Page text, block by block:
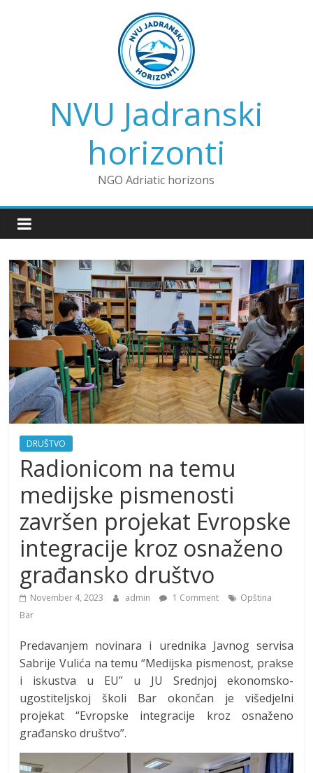
NVU Jadranski
horizonti
NGO Adriatic horizons
DRUŠTVO
Radionicom na temu
medijske pismenosti
završen projekat Evropske
integracije kroz osnaženo
građansko društvo
November 4, 2023 admin 1 Comment
Opština
Bar
Predavanjem novinara i urednika Javnog servisa
Sabrije Vulića na temu “Medijska pismenost, prakse
i iskustva u EU” u JU Srednjoj ekonomsko-
ugostiteljskoj školi Bar okončan je višedjelni
projekat “Evropske integracije kroz osnaženo
građansko društvo”.